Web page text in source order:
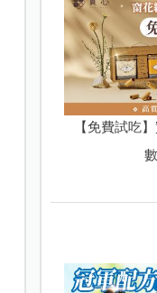
【免費試吃